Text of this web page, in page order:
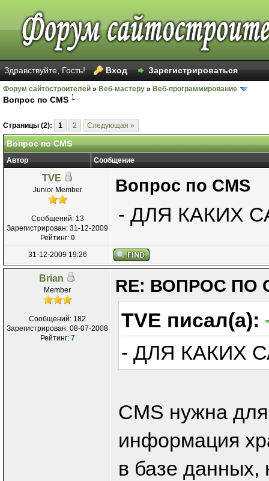
Здравствуйте, Гость! Вход Зарегистрироваться
Форум сайтостроителей » Веб-мастеру » Веб-программирование
Вопрос по СМS
Страницы (2): 1 2 Следующая »
Вопрос по СМS
Автор Сообщение
TVE
Junior Member
Сообщений: 13
Зарегистрирован: 31-12-2009
Рейтинг: 0
Вопрос по СМS
- ДЛЯ КАКИХ
31-12-2009 19:26
Brian
Member
Сообщений: 182
Зарегистрирован: 08-07-2008
Рейтинг: 7
RE: ВОПРОС ПО
TVE писал(а):
- ДЛЯ КАКИХ
CMS нужна
информация
в базе данных,